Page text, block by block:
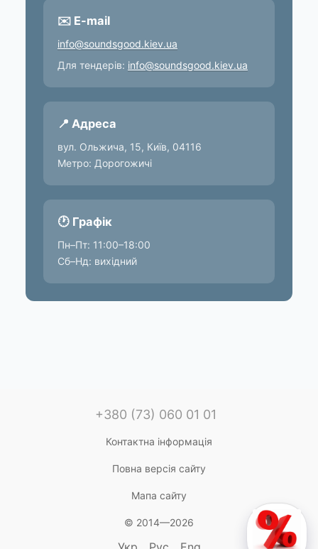
✉️ E-mail
info@soundsgood.kiev.ua
Для тендерів: info@soundsgood.kiev.ua
📍 Адреса
вул. Ольжича, 15, Київ, 04116
Метро: Дорогожичі
🕐 Графік
Пн–Пт: 11:00–18:00
Сб–Нд: вихідний
+380 (73) 060 01 01
Контактна інформація
Повна версія сайту
Мапа сайту
© 2014—2026